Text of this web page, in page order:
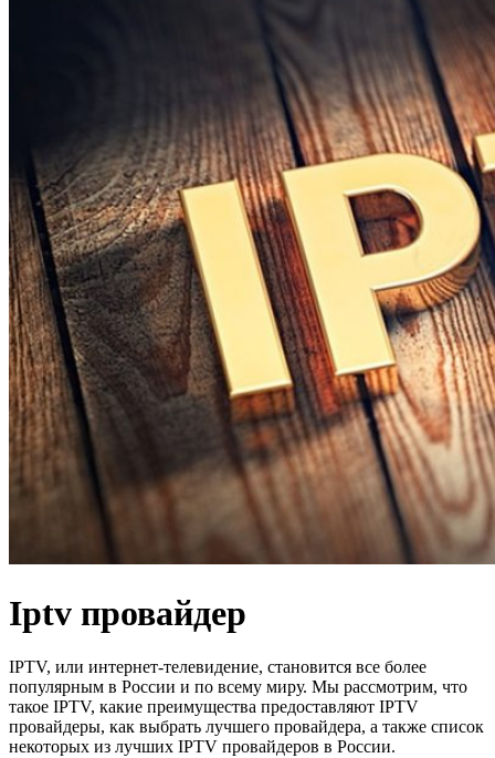
Iptv провайдер
IPTV, или интернет-телевидение, становится все более
популярным в России и по всему миру. Мы рассмотрим, что
такое IPTV, какие преимущества предоставляют IPTV
провайдеры, как выбрать лучшего провайдера, а также список
некоторых из лучших IPTV провайдеров в России.